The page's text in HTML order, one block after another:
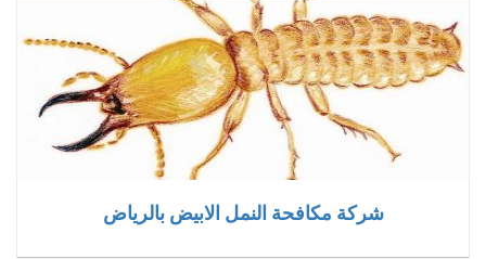
شركة مكافحة النمل الابيض بالرياض